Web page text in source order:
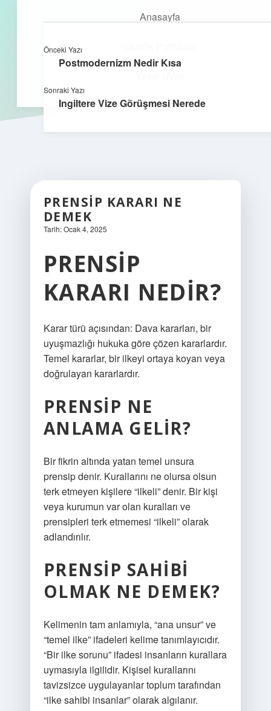
Anasayfa
aç
PRENSIP KARARI NE
DEMEK
Tarih: Ocak 4, 2025
PRENSIP
KARARI NEDIR?
Karar türü açısından: Dava kararları, bir
uyuşmazlığı hukuka göre çözen kararlardır.
Temel kararlar, bir ilkeyi ortaya koyan veya
doğrulayan kararlardır.
PRENSIP NE
ANLAMA GELIR?
Bir fikrin altında yatan temel unsura
prensip denir. Kurallarını ne olursa olsun
terk etmeyen kişilere “ilkeli” denir. Bir kişi
veya kurumun var olan kuralları ve
prensipleri terk etmemesi “ilkeli” olarak
adlandırılır.
PRENSIP SAHIBI
OLMAK NE DEMEK?
Kelimenin tam anlamıyla, “ana unsur” ve
“temel ilke” ifadeleri kelime tanımlayıcıdır.
“Bir ilke sorunu” ifadesi insanların kurallara
uymasıyla ilgilidir. Kişisel kurallarını
tavizsizce uygulayanlar toplum tarafından
“ilke sahibi insanlar” olarak algılanır.
Önceki Yazı
Postmodernizm Nedir Kısa
Sonraki Yazı
Ingiltere Vize Görüşmesi Nerede